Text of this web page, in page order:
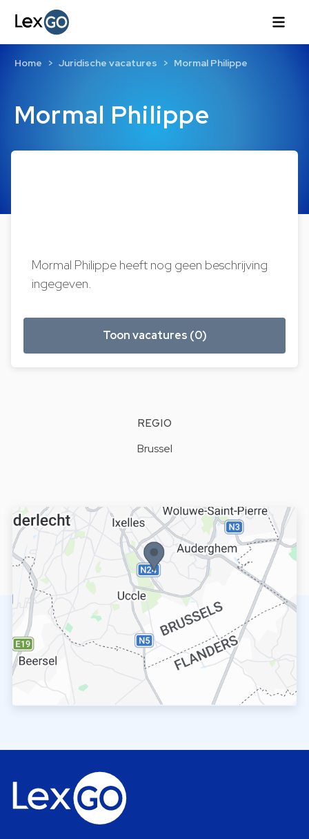
Mormal Philippe
Home Juridische vacatures Mormal Philippe
Mormal Philippe heeft nog geen beschrijving
ingegeven.
Toon vacatures (0)
REGIO
Brussel